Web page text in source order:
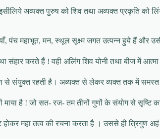
अव्यक्त पुरुष को शिव तथा अव्यक्त प्रकृति को
पंच महाभूत, मन, स्थूल सूक्ष्म जगत उत्पन्न हुये हैं और
संहार करते हैं ! वही अलिंग शिव योनी तथा बीज में
से संयुक्त रहती है। अव्यक्त से लेकर व्यक्त तक में समस्त
माया है ! जो सत- रज- तम तीनों गुणों के संयोग से सृष्टि
होकर महा तत्व की रचना करता है । उससे ही त्रिगुण